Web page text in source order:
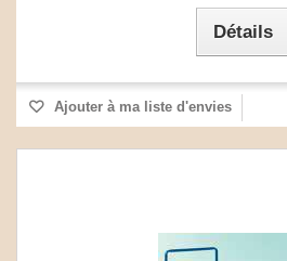
Détails
Ajouter à ma liste d'envies